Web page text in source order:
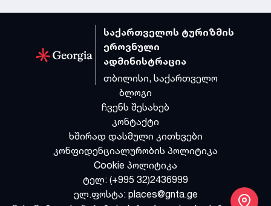
საქართველოს ტურიზმის
ეროვნული
ადმინისტრაცია
თბილისი, საქართველო
ბლოგი
ჩვენს შესახებ
კონტაქტი
ხშირად დასმული კითხვები
კონფიდენციალურობის პოლიტიკა
Cookie პოლიტიკა
ტელ: (+995 32)2436999
ელ.ფოსტა: places@gnta.ge